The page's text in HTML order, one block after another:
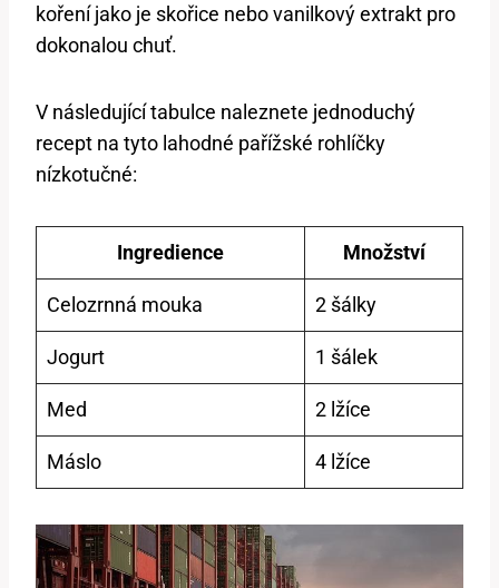
koření jako je skořice nebo vanilkový extrakt pro
dokonalou chuť.
V následující tabulce naleznete jednoduchý
recept na tyto lahodné pařížské rohlíčky
nízkotučné:
Ingredience Množství
Celozrnná mouka 2 šálky
Jogurt 1 šálek
Med 2 lžíce
Máslo 4 lžíce